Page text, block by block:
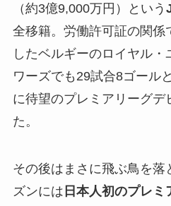
（約3億9,000万円）という
全移籍。労働許可証の関係
したベルギーのロイヤル・
ワーズでも29試合8ゴール
に待望のプレミアリーグデ
た。
その後はまさに飛ぶ鳥を落
ズンには 日本人初のプレ